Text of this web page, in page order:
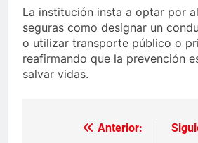
La institución insta a optar por
seguras como designar un
o utilizar transporte público o
reafirmando que la prevención
salvar vidas.
Navegación
Anterior: